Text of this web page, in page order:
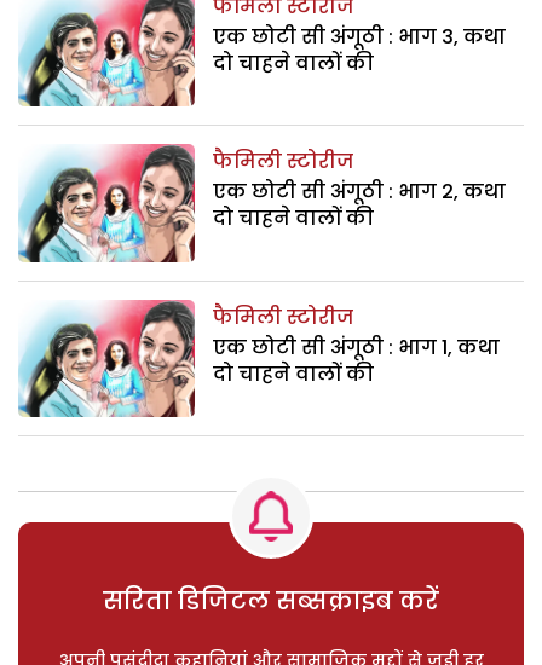
फैमिली स्टोरीज
एक छोटी सी अंगूठी : भाग 3, कथा
दो चाहने वालों की
फैमिली स्टोरीज
एक छोटी सी अंगूठी : भाग 2, कथा
दो चाहने वालों की
फैमिली स्टोरीज
एक छोटी सी अंगूठी : भाग 1, कथा
दो चाहने वालों की
सरिता डिजिटल सब्सक्राइब करें